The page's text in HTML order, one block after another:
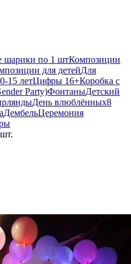
шарики по 1 штКомпозиции
для детейДля
15 летЦифры 16+Коробка с
Party)ФонтаныДетский
День влюблённых8
ДембельЦеремония